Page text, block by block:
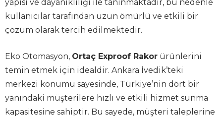
yapısı ve dayanıklılığı ile tanınmaktadır, bu nedenle
kullanıcılar tarafından uzun ömürlü ve etkili bir
çözüm olarak tercih edilmektedir.
Eko Otomasyon, Ortaç Exproof Rakor ürünlerini
temin etmek için idealdir. Ankara İvedik’teki
merkezi konumu sayesinde, Türkiye’nin dört bir
yanındaki müşterilere hızlı ve etkili hizmet sunma
kapasitesine sahiptir. Bu sayede, müşteri taleplerine